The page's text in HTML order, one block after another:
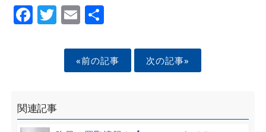
Facebook
Twitter
EmailShare
«前の記事 次の記事»
関連記事